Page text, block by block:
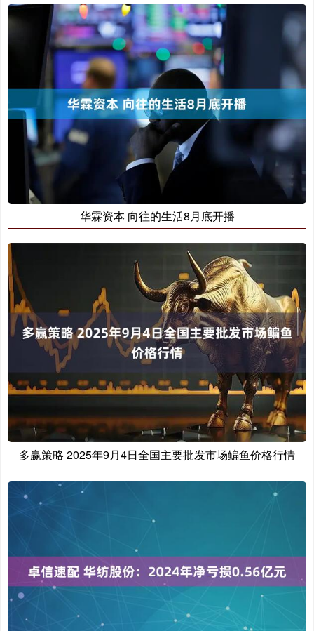
华霖资本 向往的生活8月底开播
多赢策略 2025年9月4日全国主要批发市场鳊鱼价格行情